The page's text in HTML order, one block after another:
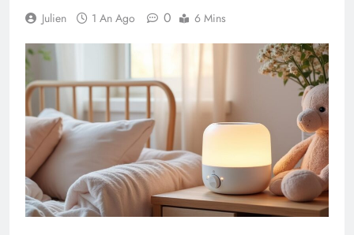
Julien 1 An Ago 0 6 Mins